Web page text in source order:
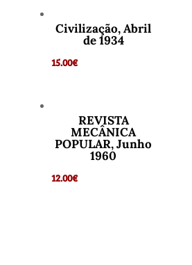
Civilização, Abril
de 1934
15.00€
REVISTA
MECÂNICA
POPULAR, Junho
1960
12.00€